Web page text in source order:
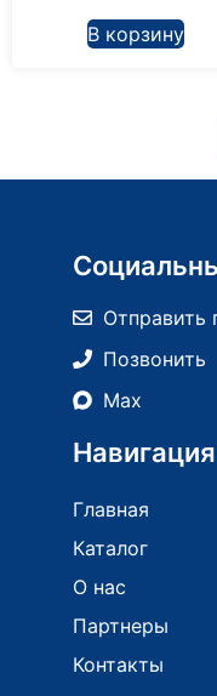
В корзину
Отправить
Позвонить
Max
Навигация
Главная
Каталог
О нас
Партнеры
Контакты